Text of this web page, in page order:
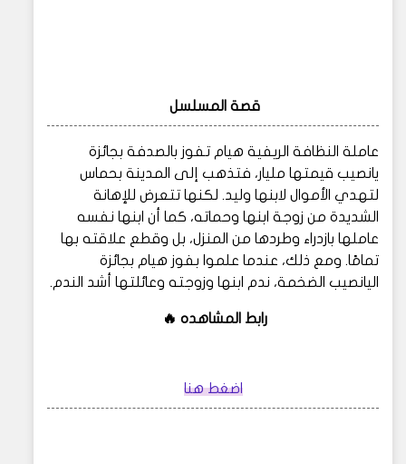
قصة المسلسل
عاملة النظافة الريفية هيام تفوز بالصدفة بجائزة
يانصيب قيمتها مليار، فتذهب إلى المدينة بحماس
لتهدي الأموال لابنها وليد. لكنها تتعرض للإهانة
الشديدة من زوجة ابنها وحماته، كما أن ابنها نفسه
عاملها بازدراء وطردها من المنزل، بل وقطع علاقته بها
تمامًا. ومع ذلك، عندما علموا بفوز هيام بجائزة
اليانصيب الضخمة، ندم ابنها وزوجته وعائلتها أشد الندم.
رابط المشاهده 🔥
اضغط هنا